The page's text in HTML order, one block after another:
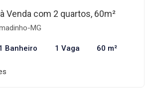
Venda com 2 quartos, 60m²
MG
Banheiro 1 Vaga 60 m²